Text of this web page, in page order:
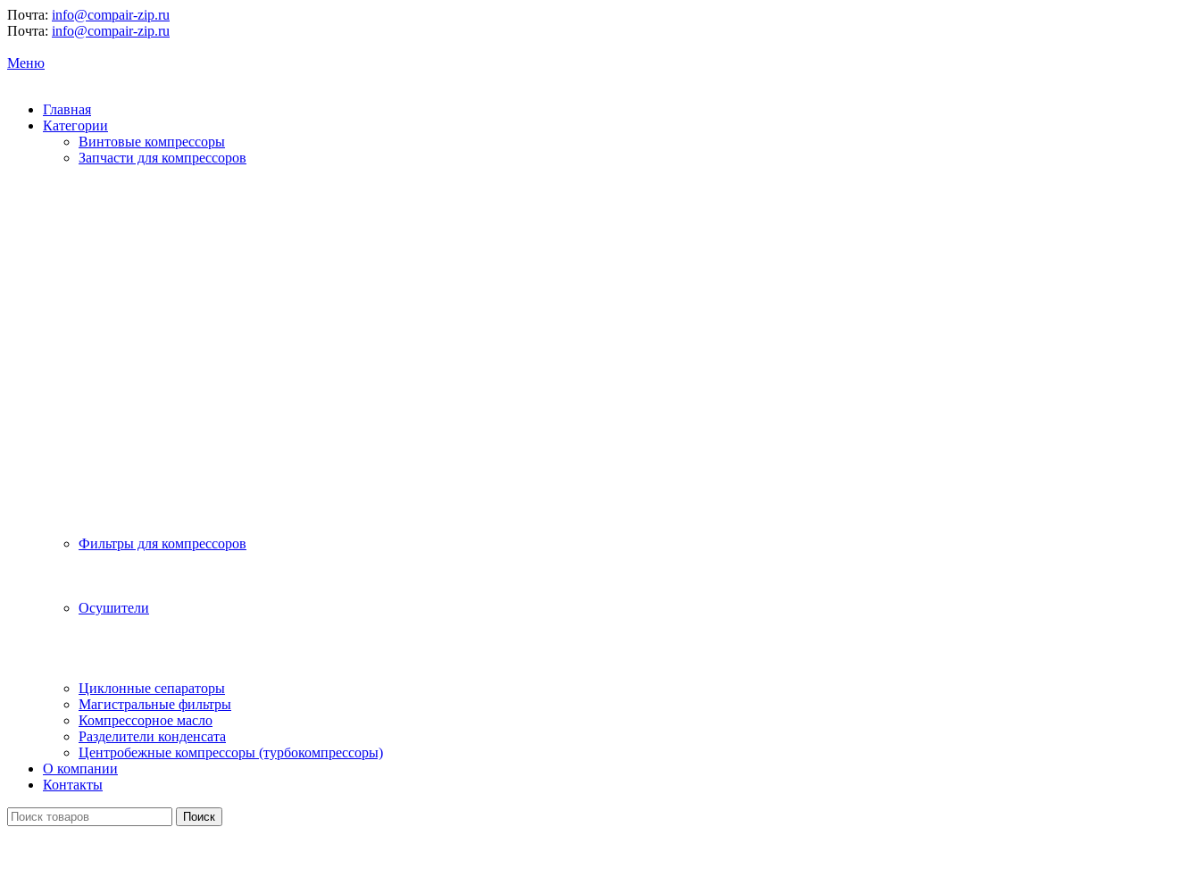
Почта: info@compair-zip.ru
Почта: info@compair-zip.ru
Меню
Главная
Категории
Винтовые компрессоры
Запчасти для компрессоров
Фильтры для компрессоров
Осушители
Циклонные сепараторы
Магистральные фильтры
Компрессорное масло
Разделители конденсата
Центробежные компрессоры (турбокомпрессоры)
О компании
Контакты
Поиск